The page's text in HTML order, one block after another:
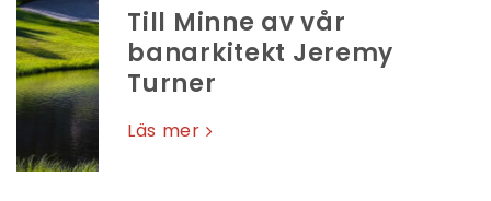
Till Minne av vår
banarkitekt Jeremy
Turner
Läs mer